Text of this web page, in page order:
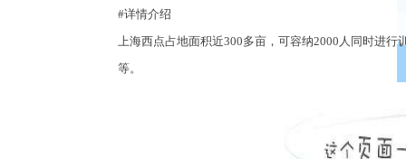
#详情介绍
上海西点占地面积近300多亩，可容纳2000 人同时进行
等。